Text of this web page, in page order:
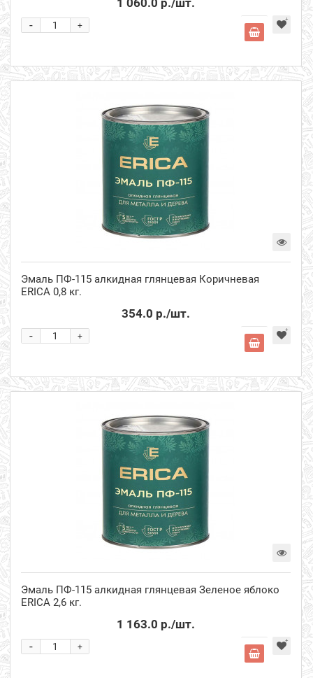
+
-
Эмаль ПФ-115 алкидная глянцевая Коричневая
ERICA 0,8 кг.
354.0 р./шт.
+
-
Эмаль ПФ-115 алкидная глянцевая Зеленое яблоко
ERICA 2,6 кг.
1 163.0 р./шт.
+
-